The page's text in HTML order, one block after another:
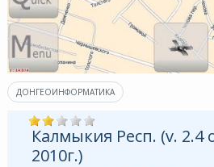
ДОНГЕОИНФОРМАТИКА
Калмыкия Респ. (v. 2.4
2010г.)